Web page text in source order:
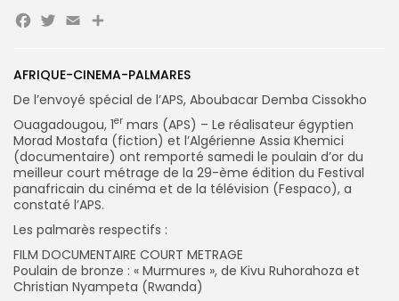
AFRIQUE-CINEMA-PALMARES
De l’envoyé spécial de l’APS, Aboubacar Demba Cissokho
Ouagadougou, 1er mars (APS) – Le réalisateur égyptien
Morad Mostafa (fiction) et l’Algérienne Assia Khemici
(documentaire) ont remporté samedi le poulain d’or du
meilleur court métrage de la 29-ème édition du Festival
panafricain du cinéma et de la télévision (Fespaco), a
constaté l’APS.
Les palmarès respectifs :
FILM DOCUMENTAIRE COURT METRAGE
Poulain de bronze : « Murmures », de Kivu Ruhorahoza et
Christian Nyampeta (Rwanda)
Facebook
Twitter
EmailPartager